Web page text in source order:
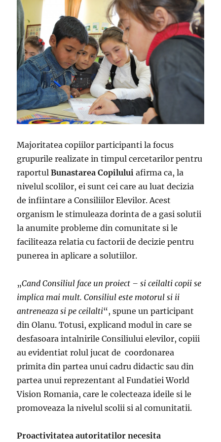
Majoritatea copiilor participanti la focus
grupurile realizate in timpul cercetarilor pentru
raportulBunastarea Copilului afirma ca, la
nivelul scolilor, ei sunt cei care au luat decizia
de infiintare a Consiliilor Elevilor. Acest
organism le stimuleaza dorinta de a gasi solutii
la anumite probleme din comunitate si le
faciliteaza relatia cu factorii de decizie pentru
punerea in aplicare a solutiilor.
„Cand Consiliul face un proiect – si ceilalti copii se
implica mai mult. Consiliul este motorul si ii
antreneaza si pe ceilalti“, spune un participant
din Olanu. Totusi, explicand modul in care se
desfasoara intalnirile Consiliului elevilor, copiii
au evidentiat rolul jucat de coordonarea
primita din partea unui cadru didactic sau din
partea unui reprezentant al Fundatiei World
Vision Romania, care le colecteaza ideile si le
promoveaza la nivelul scolii si al comunitatii.
Proactivitatea autoritatilor necesita